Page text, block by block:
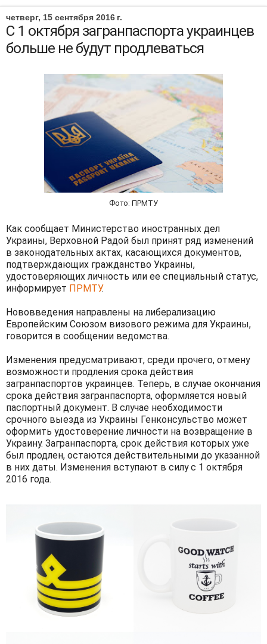
четверг, 15 сентября 2016 г.
С 1 октября загранпаспорта украинцев
больше не будут продлеваться
Фото: ПРМТУ
Как сообщает Министерство иностранных дел
Украины, Верховной Радой был принят ряд изменений
в законодательных актах, касающихся документов,
подтверждающих гражданство Украины,
удостоверяющих личность или ее специальный статус,
информирует ПРМТУ.
Нововведения направлены на либерализацию
Европейским Союзом визового режима для Украины,
говорится в сообщении ведомства.
Изменения предусматривают, среди прочего, отмену
возможности продления срока действия
загранпаспортов украинцев. Теперь, в случае окончания
срока действия загранпаспорта, оформляется новый
паспортный документ. В случае необходимости
срочного выезда из Украины Генконсульство может
оформить удостоверение личности на возвращение в
Украину. Загранпаспорта, срок действия которых уже
был продлен, остаются действительными до указанной
в них даты. Изменения вступают в силу с 1 октября
2016 года.